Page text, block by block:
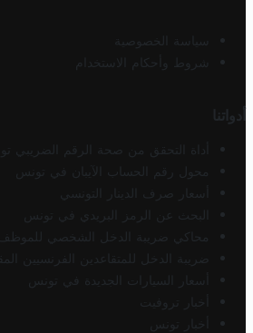
سياسة الخصوصية
شروط وأحكام الاستخدام
أدواتنا
أداة التحقق من صحة الرقم الضريبي
محول رقم الحساب الآيبان في تونس
أسعار صرف الدينار التونسي
البحث عن الرمز البريدي في تونس
محاكي ضريبة الدخل الشخصي للموظف/
ضريبة الدخل للمتقاعدين الفرنسيين
أسعار السيارات الجديدة في تونس
أخبار تروفيت
أخبار تونس